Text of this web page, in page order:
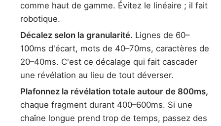
comme haut de gamme. Évitez le linéaire ; il fait
robotique.
Décalez selon la granularité. Lignes de 60–
100ms d'écart, mots de 40–70ms, caractères de
20–40ms. C'est ce décalage qui fait cascader
une révélation au lieu de tout déverser.
Plafonnez la révélation totale autour de 800ms,
chaque fragment durant 400–600ms. Si une
chaîne longue prend trop de temps, passez des